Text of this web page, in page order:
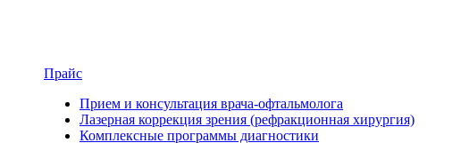
Прайс
Прием и консультация врача-офтальмолога
Лазерная коррекция зрения (рефракционная хирургия)
Комплексные программы диагностики